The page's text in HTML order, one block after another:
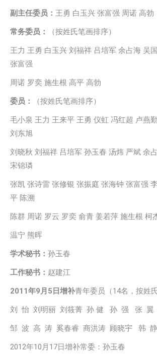
副主任委员： 王勇 白玉兴 张富强 周诺 高勃
常务委员： （按姓氏笔画排序）
王力 王勇 白玉兴 刘福祥 吕培军 余占海 吴
张富强
周诺 罗奕 施生根 高平 高勃
委员： （按姓氏笔画排序）
毛小泉 王力 王来平 王勇 仪虹 冯红超 卢燕
刘东旭
刘晓秋 刘福祥 吕培军 孙玉春 汤炜 严斌 余
宋锦璘
张凯 张诗雷 张修银 张振庭 张海钟 张富强
平 陈溯
陈群 周诺 罗云 罗奕 俞青 姜若萍 施生根 柯
温宁 熊晖
学术秘书： 孙玉春
工作秘书： 赵建江
2011年9月5日增补青年委员（14名，按姓
刘 怡 刘明丽 刘筱菁 孙 健 孙 强 张 翼
邹 波 高 涛 奚春睿 商洪涛 顾晓宇 韩
2012年10月17日增补常委：孙玉春